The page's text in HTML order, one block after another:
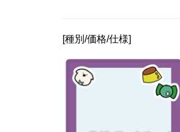
[種別/価格/仕様]